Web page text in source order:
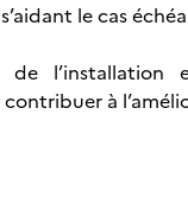
le cas
à